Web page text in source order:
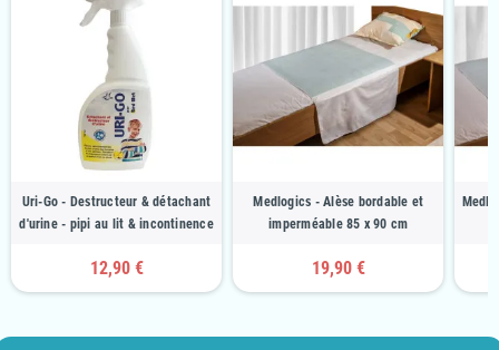
Uri-Go - Destructeur & détachant
d'urine - pipi au lit & incontinence
12,90 €
Medlogics - Alèse bordable et
imperméable 85 x 90 cm
19,90 €